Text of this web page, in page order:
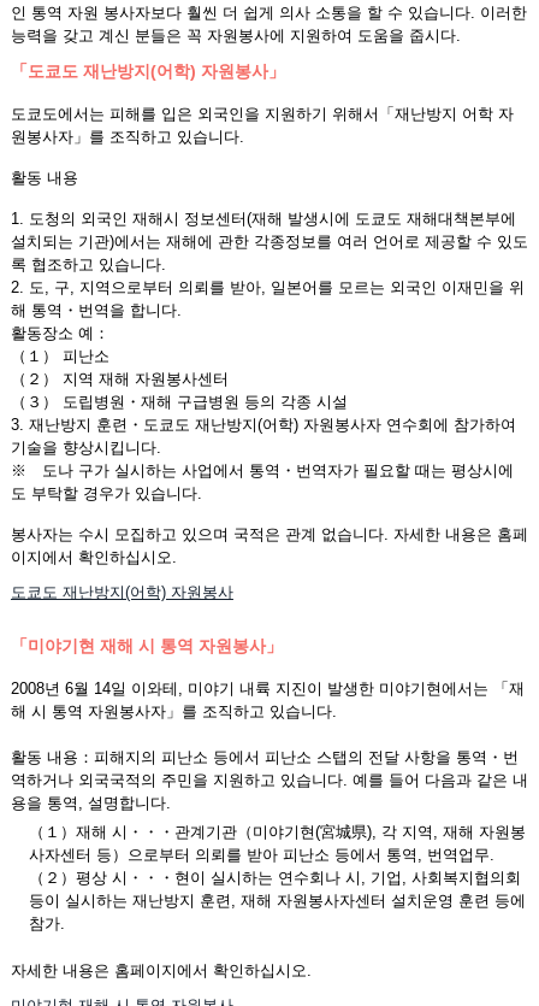
인 통역 자원 봉사자보다 훨씬 더 쉽게 의사 소통을 할 수 있습니다. 이러한
능력을 갖고 계신 분들은 꼭 자원봉사에 지원하여 도움을 줍시다.
「도쿄도 재난방지(어학) 자원봉사」
도쿄도에서는 피해를 입은 외국인을 지원하기 위해서「재난방지 어학 자
원봉사자」를 조직하고 있습니다.
활동 내용
1. 도청의 외국인 재해시 정보센터(재해 발생시에 도쿄도 재해대책본부에
설치되는 기관)에서는 재해에 관한 각종정보를 여러 언어로 제공할 수 있도
록 협조하고 있습니다.
2. 도, 구, 지역으로부터 의뢰를 받아, 일본어를 모르는 외국인 이재민을 위
해 통역・번역을 합니다.
활동장소 예：
（１） 피난소
（２） 지역 재해 자원봉사센터
（３） 도립병원・재해 구급병원 등의 각종 시설
3. 재난방지 훈련・도쿄도 재난방지(어학) 자원봉사자 연수회에 참가하여
기술을 향상시킵니다.
※ 도나 구가 실시하는 사업에서 통역・번역자가 필요할 때는 평상시에
도 부탁할 경우가 있습니다.
봉사자는 수시 모집하고 있으며 국적은 관계 없습니다. 자세한 내용은 홈페
이지에서 확인하십시오.
도쿄도 재난방지(어학) 자원봉사
「미야기현 재해 시 통역 자원봉사」
2008년 6월 14일 이와테, 미야기 내륙 지진이 발생한 미야기현에서는 「재
해 시 통역 자원봉사자」를 조직하고 있습니다.
활동 내용：피해지의 피난소 등에서 피난소 스탭의 전달 사항을 통역・번
역하거나 외국국적의 주민을 지원하고 있습니다. 예를 들어 다음과 같은 내
용을 통역, 설명합니다.
（１）재해 시・・・관계기관（미야기현(宮城県), 각 지역, 재해 자원봉
사자센터 등）으로부터 의뢰를 받아 피난소 등에서 통역, 번역업무.
（２）평상 시・・・현이 실시하는 연수회나 시, 기업, 사회복지협의회
등이 실시하는 재난방지 훈련, 재해 자원봉사자센터 설치운영 훈련 등에
참가.
자세한 내용은 홈페이지에서 확인하십시오.